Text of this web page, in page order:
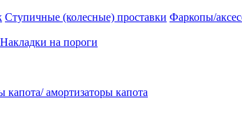
Ступичные (колесные) проставки Фаркопы/
Накладки на пороги
капота/ амортизаторы капота